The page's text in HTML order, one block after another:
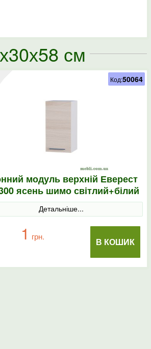
см
модуль верхній Еверест
ясень шимо світлий+білий
Детальніше...
В КОШИК
1 грн.
Код:50064